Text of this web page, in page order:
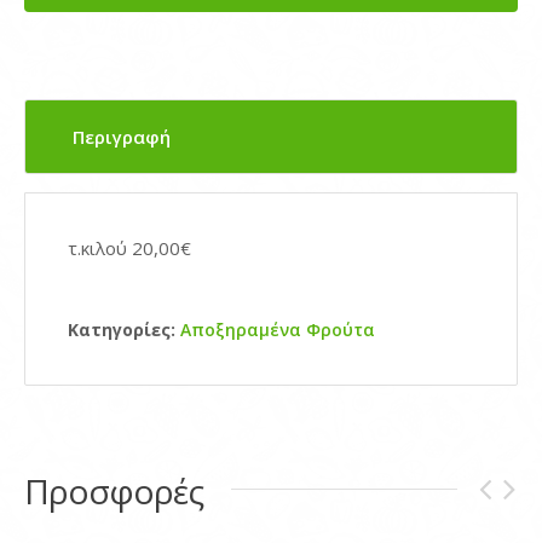
Περιγραφή
τ.κιλού 20,00€
Κατηγορίες: Αποξηραμένα Φρούτα
Προσφορές